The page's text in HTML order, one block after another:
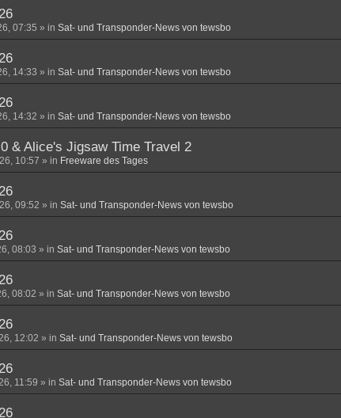
07:35 » in Sat- und Transponder-News von tewsbo
14:33 » in Sat- und Transponder-News von tewsbo
14:32 » in Sat- und Transponder-News von tewsbo
& Alice's Jigsaw Time Travel 2
10:57 » in Freeware des Tages
09:52 » in Sat- und Transponder-News von tewsbo
08:03 » in Sat- und Transponder-News von tewsbo
08:02 » in Sat- und Transponder-News von tewsbo
12:02 » in Sat- und Transponder-News von tewsbo
11:59 » in Sat- und Transponder-News von tewsbo